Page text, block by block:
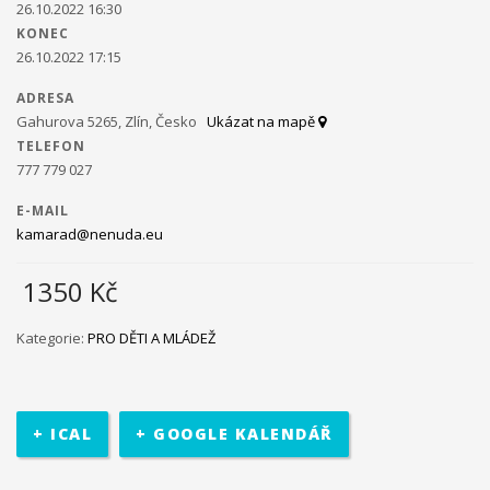
Ministerstvo práce a sociálních věcí ve spolupráci s
občanským sdružením Kamarád Nenuda realizují v
napomáhá zdravému vývoji dítěte, přes zkvalitnění vztahů
v rodině a prostřednictvím rodinného zážitkového odpoledne
metoda Snozelen v multisenzorické místnosti.
kteří jsou znevýhodněného i běžného prostředí.
účastníci seznámí se základními informace o projektu. Poté
bude jejich úkolem najít a definovat lokální problém a pracovat
26.10.2022 16:30
KONEC
26.10.2022 17:15
ADRESA
Gahurova 5265, Zlín, Česko Ukázat na mapě
TELEFON
777 779 027
E-MAIL
kamarad@nenuda.eu
1350 Kč
Kategorie: PRO DĚTI A MLÁDEŽ
+ ICAL + GOOGLE KALENDÁŘ